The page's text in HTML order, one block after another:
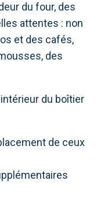
du four, des
attentes : non
et des cafés,
des
du boîtier
de ceux